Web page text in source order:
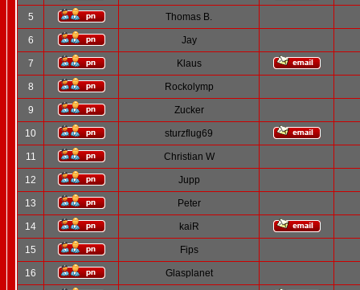
5 Thomas B.
6 Jay
7 Klaus
8 Rockolymp
9 Zucker
10 sturzflug69
11 Christian W
12 Jupp
13 Peter
14 kaiR
15 Fips
16 Glasplanet